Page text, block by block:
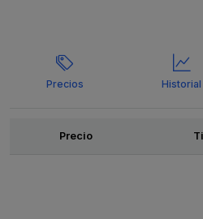
Precios Historial
OfertasPrecio